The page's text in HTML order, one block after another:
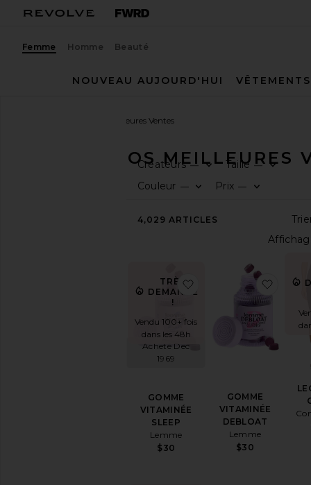
Femme Homme Beauté
NOUVEAU AUJOURD'HUI
VÊTEMENTS
Toutes nos Meilleures Ventes
TOUTES NOS MEILLEURES
Créateurs—
Taille —
Couleur —
Prix —
4,029 ARTICLES
TRÈS
DEMANDÉ
!
Vendu 100+ fois
dans les 48h
Acheté Dec
1969
GOMME
VITAMINÉE
SLEEP
Lemme
$30
ajouter aux
GOMME
VITAMINÉE
DEBLOAT
Lemme
$30